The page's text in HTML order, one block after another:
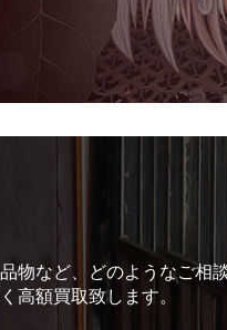
物など、どのようなご相
高額買取致します。